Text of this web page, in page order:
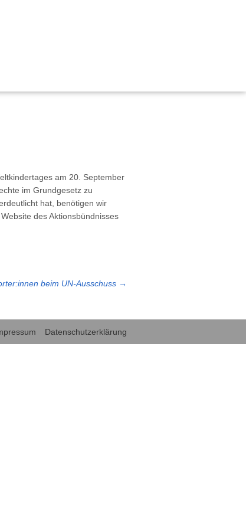
Miteinanders durch Kinderrechte
der frühkindlichen Bildung und Sprachförderung
am 20. September
im Grundgesetz zu
hat, benötigen wir
des Aktionsbündnisses
beim UN-Ausschuss →
Datenschutzerklärung